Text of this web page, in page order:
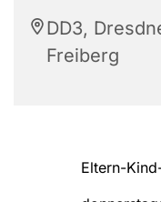
DD3,
Freiberg
Eltern-